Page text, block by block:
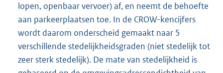
lopen, openbaar vervoer) af, en neemt de behoefte
aan parkeerplaatsen toe. In de CROW-kencijfers
wordt daarom onderscheid gemaakt naar 5
verschillende stedelijkheidsgraden (niet stedelijk tot
zeer sterk stedelijk). De mate van stedelijkheid is